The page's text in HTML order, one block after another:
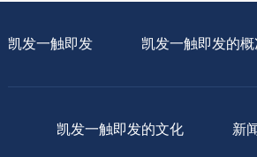
凯发一触即发 凯发一触即发的概
凯发一触即发的文化 新